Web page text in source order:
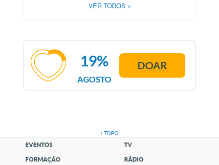
VER TODOS »
AGOSTO
19% DOAR
↑ TOPO
EVENTOS
FORMAÇÃO
TV
RÁDIO